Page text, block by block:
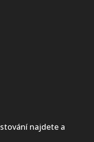
najdete a